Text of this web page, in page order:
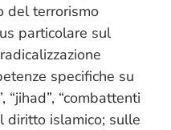
del terrorismo
particolare sul
specifiche su
“jihad”, “combattenti
diritto islamico; sulle